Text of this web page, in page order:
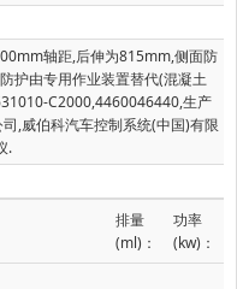
轴距,后伸为815mm,侧面防
护由专用作业装置替代(混凝土
C2000,4460046440,生产
,威伯科汽车控制系统(中国)有限
.
排量
(ml)：
功率
(kw)：